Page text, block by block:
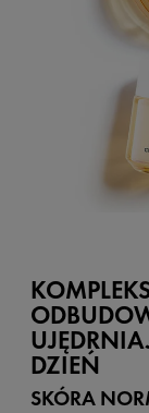
DZIEŃ
SKÓRA